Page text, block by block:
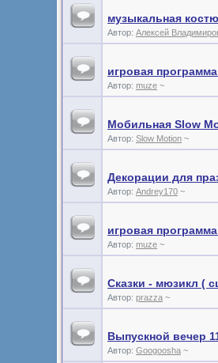
музыкальная
Автор: Алексей
игровая
Автор: muze ~
Мобильная Slow
Автор: Slow Motion ~
Декорации для
Автор: Andrey170 ~
игровая
Автор: muze ~
Сказки - мюзикл (
Автор: prazza ~
Выпускной вечер
Автор: Googoosha ~